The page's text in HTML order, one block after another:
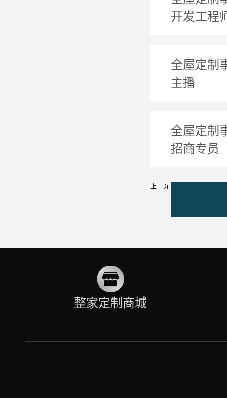
开发工程
全屋定制
主播
全屋定制
招商专员
上一页
整家定制商城